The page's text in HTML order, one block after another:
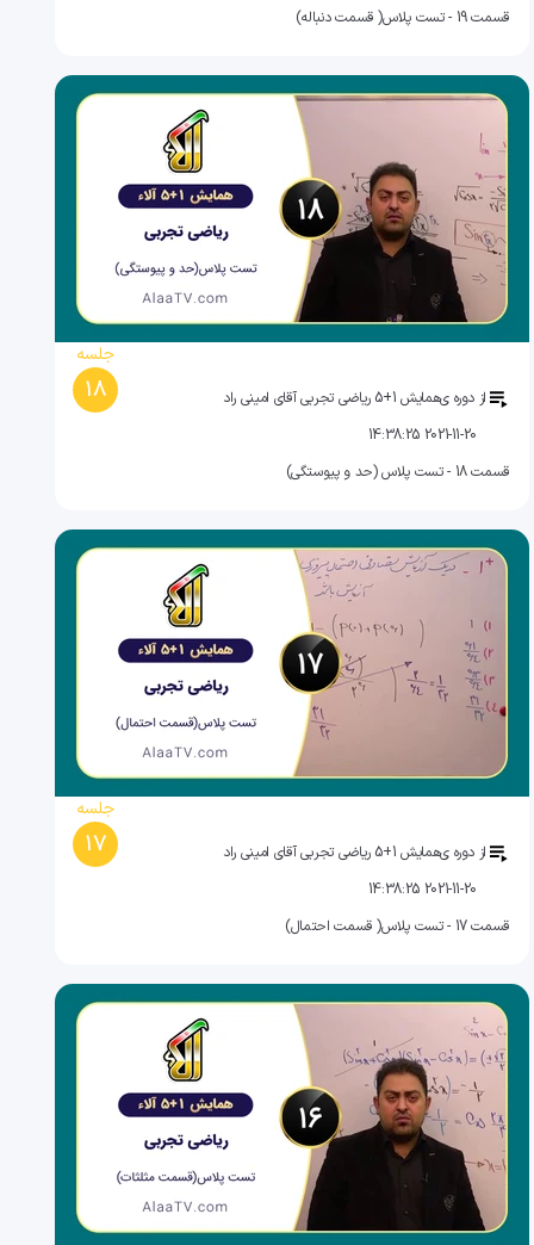
قسمت 19 - تست پلاس( قسمت دنباله)
جلسه
18 از دوره یهمایش 1+5 ریاضی تجربی آقای امینی راد
2021-11-20 14:38:25
قسمت 18 - تست پلاس (حد و پیوستگی)
جلسه
17 از دوره یهمایش 1+5 ریاضی تجربی آقای امینی راد
2021-11-20 14:38:25
قسمت 17 - تست پلاس( قسمت احتمال)